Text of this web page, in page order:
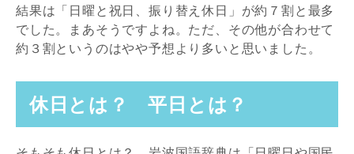
結果は「日曜と祝日、振り替え休日」が約７割と最多
でした。まあそうですよね。ただ、その他が合わせて
約３割というのはやや予想より多いと思いました。
休日とは？ 平日とは？